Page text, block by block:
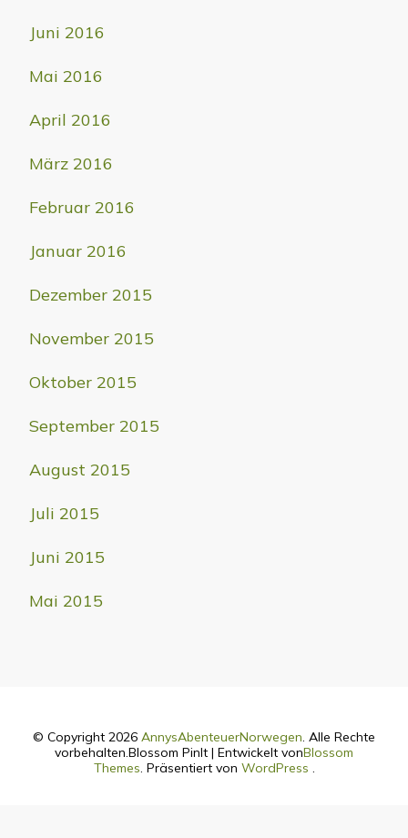
Juni 2016
Mai 2016
April 2016
März 2016
Februar 2016
Januar 2016
Dezember 2015
November 2015
Oktober 2015
September 2015
August 2015
Juli 2015
Juni 2015
Mai 2015
© Copyright 2026 AnnysAbenteuerNorwegen. Alle Rechte
vorbehalten.Blossom PinIt | Entwickelt vonBlossom
Themes. Präsentiert von WordPress .